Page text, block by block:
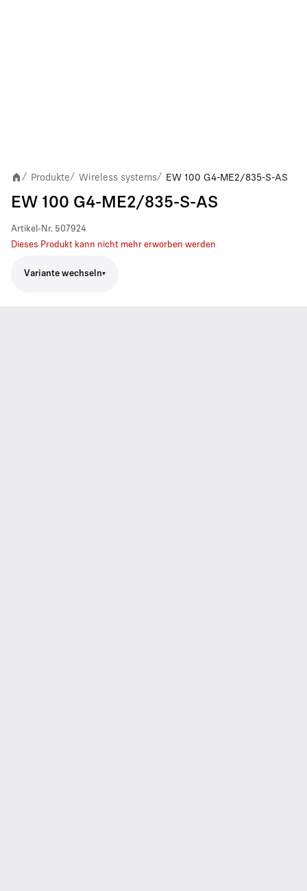
/ Produkte/ Wireless systems/ EW 100 G4-ME2/835-S-AS
EW 100 G4-ME2/835-S-AS
Artikel-Nr. 507924
Dieses Produkt kann nicht mehr erworben werden
Variante wechseln